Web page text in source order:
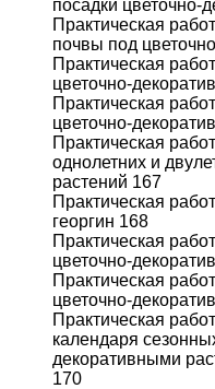
посадки цветочно-
Практическая
почвы под
Практическая
цветочно-
Практическая
цветочно-
Практическая
однолетних и
растений 167
Практическая
георгин 168
Практическая
цветочно-
Практическая
цветочно-
Практическая
календаря
декоративными
170